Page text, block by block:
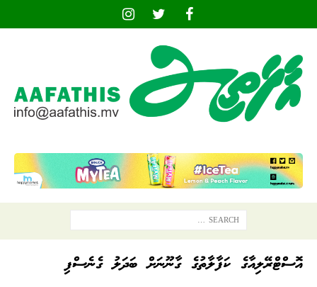
އޮސްޓްރޭލިއާގެ ކަފާލާތުގެ ގާނޫނަށް ބަދަލު ގެނެސްފި